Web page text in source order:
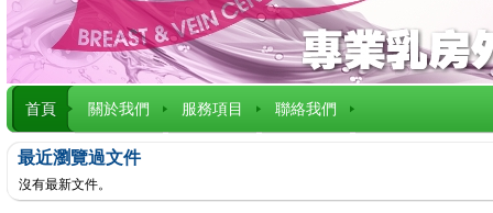
首頁 關於我們 服務項目 聯絡我們
最近瀏覽過文件
沒有最新文件。